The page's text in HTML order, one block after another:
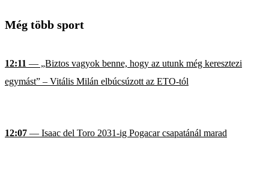
Még több sport
12:11 — „Biztos vagyok benne, hogy az utunk még keresztezi
egymást” – Vitális Milán elbúcsúzott az ETO-tól
12:07 — Isaac del Toro 2031-ig Pogacar csapatánál marad